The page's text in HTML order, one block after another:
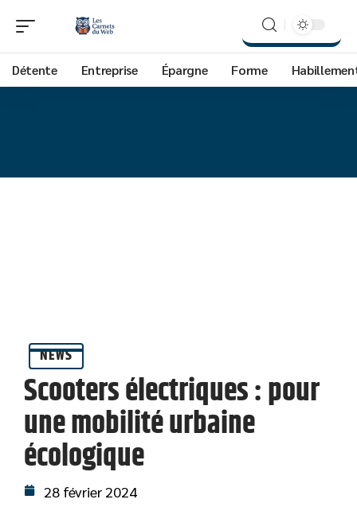
Détente Entreprise Épargne Forme
NEWS
Scooters électriques : pour
une mobilité urbaine
écologique
28 février 2024